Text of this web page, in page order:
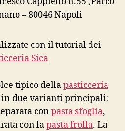
– 80046 Napoli
con il tutorial dei
Sica
tipico dellapasticceria
in due varianti principali:
conpasta sfoglia,
con lapasta frolla. La